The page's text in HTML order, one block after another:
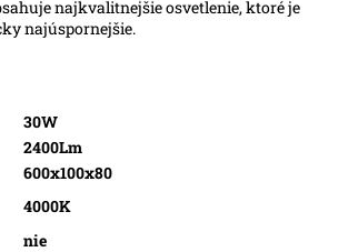
najkvalitnejšie osvetlenie, ktoré je
najúspornejšie.
30W
2400Lm
600x100x80
4000K
nie